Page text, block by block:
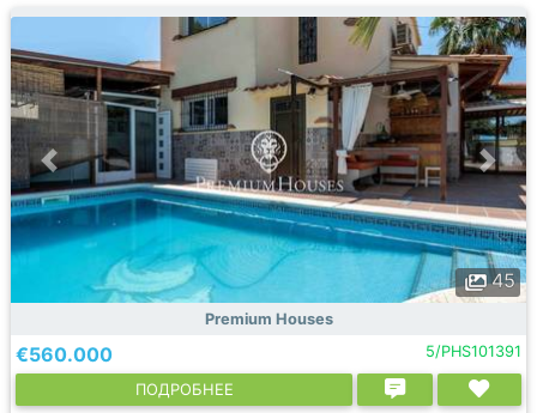
45
Premium Houses
€560.000 5/PHS101391
ПОДРОБНЕЕ